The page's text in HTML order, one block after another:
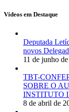
Vídeos em Destaque
Deputada
novos
11 de junho
TBT-
SOBRE O
INSTITUTO
8 de abril de